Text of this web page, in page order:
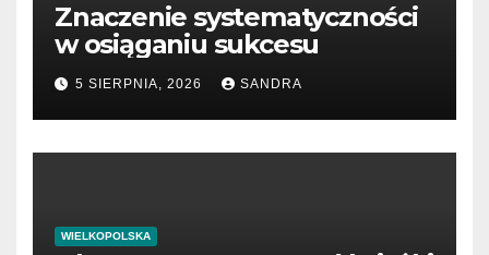
Znaczenie systematyczności
w osiąganiu sukcesu
5 SIERPNIA, 2026 SANDRA
WIELKOPOLSKA